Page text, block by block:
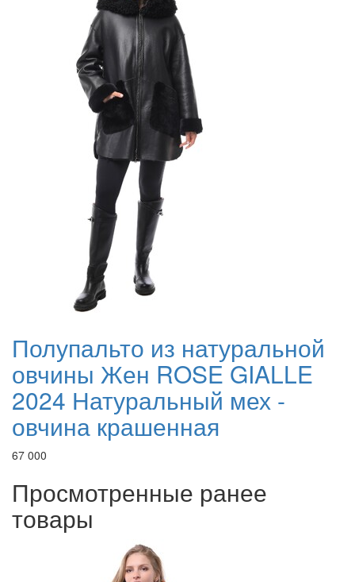
Полупальто из натуральной
овчины Жен ROSE GIALLE
2024 Натуральный мех -
овчина крашенная
67 000
Просмотренные ранее
товары